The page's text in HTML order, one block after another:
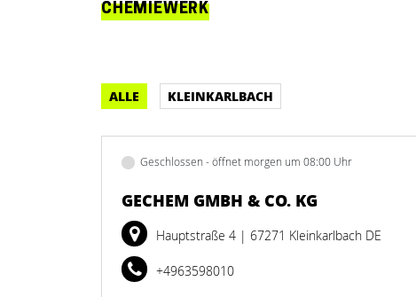
CHEMIEWERK
ALLE KLEINKARLBACH
Geschlossen - öffnet morgen um 08:00 Uhr
GECHEM GMBH & CO. KG
Hauptstraße 4 | 67271 Kleinkarlbach DE
+4963598010